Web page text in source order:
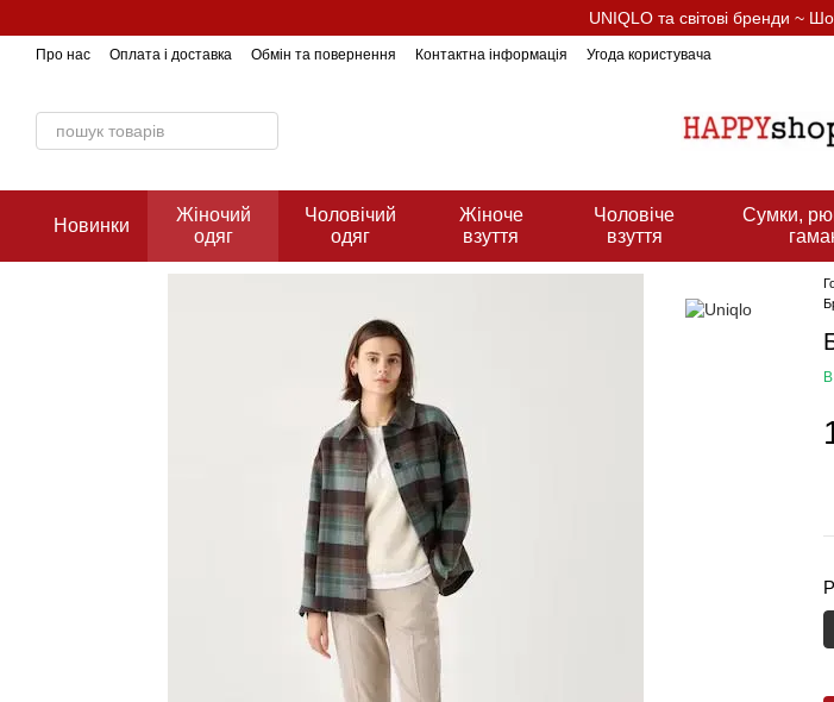
UNIQLO та світові бренди ~
Про нас Оплата і доставка Обмін та повернення Контактна інформація Угода користувача
Новинки
Жіночий
одяг
Чоловічий
одяг
Жіноче
взуття
Чоловіче
взуття
Сумки,